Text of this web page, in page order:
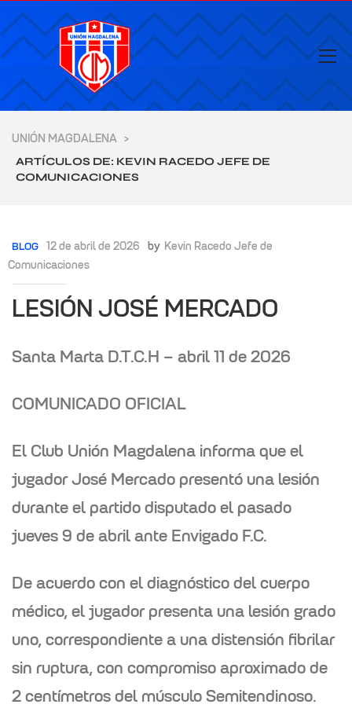
UNIÓN MAGDALENA >
ARTÍCULOS DE: KEVIN RACEDO JEFE DE
COMUNICACIONES
BLOG 12 de abril de 2026 by Kevin Racedo Jefe de
Comunicaciones
LESIÓN JOSÉ MERCADO
Santa Marta D.T.C.H – abril 11 de 2026
COMUNICADO OFICIAL
El Club Unión Magdalena informa que el
jugadorJosé Mercado presentó una lesión
durante el partido disputado el pasado
jueves 9 de abril ante Envigado F.C.
De acuerdo con el diagnóstico del cuerpo
médico, el jugador presenta una lesión grado
uno, correspondiente a unadistensión fibrilar
sin ruptura, con compromiso aproximado de
2 centímetros del músculo Semitendinoso.
de
de